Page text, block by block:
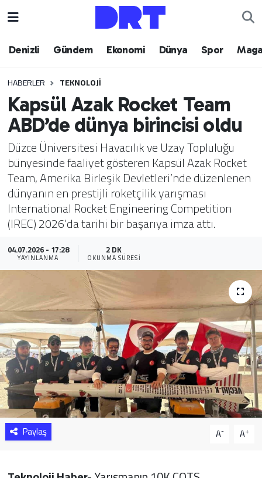
Denizli Gündem Ekonomi Dünya Spor
HABERLER TEKNOLOJI
Kapsül Azak Rocket Team
ABD’de dünya birincisi oldu
Düzce Üniversitesi Havacılık ve Uzay Topluluğu
bünyesinde faaliyet gösteren Kapsül Azak Rocket
Team, Amerika Birleşik Devletleri’nde düzenlenen
dünyanın en prestijli roketçilik yarışması
International Rocket Engineering Competition
(IREC) 2026’da tarihi bir başarıya imza attı.
04.07.2026 - 17:28
YAYINLANMA
2 DK
OKUNMA SÜRESI
Paylaş A- A+
Denizli
Ekonomi
Dünya
Spor
Magazin
Teknoloji
Yaşam
Yazarlar
Resmi İlan
Resmi Reklam
Hava Durumu
Puan Durumu ve Fikstür
Tüm Manşetler
Son Dakika Haberleri
Haber Arşivi